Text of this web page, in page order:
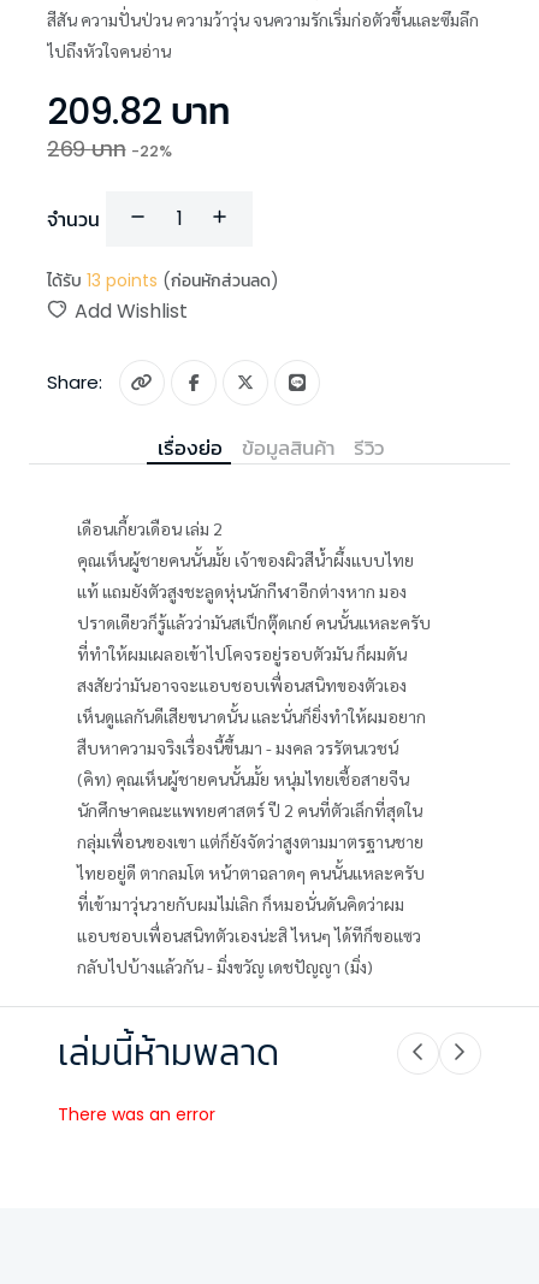
สีสัน ความปั่นป่วน ความว้าวุ่น จนความรักเริ่มก่อตัวขึ้นและซึมลึก
ไปถึงหัวใจคนอ่าน
209.82 บาท
269บาท -22%
จำนวน
ได้รับ 13 points (ก่อนหักส่วนลด)
Add Wishlist
Share:
เรื่องย่อ ข้อมูลสินค้า รีวิว
เดือนเกี้ยวเดือน เล่ม 2
คุณเห็นผู้ชายคนนั้นมั้ย เจ้าของผิวสีน้ำผึ้งแบบไทย
แท้ แถมยังตัวสูงชะลูดหุ่นนักกีฬาอีกต่างหาก มอง
ปราดเดียวก็รู้แล้วว่ามันสเป็กตุ๊ดเกย์ คนนั้นแหละครับ
ที่ทำให้ผมเผลอเข้าไปโคจรอยู่รอบตัวมัน ก็ผมดัน
สงสัยว่ามันอาจจะแอบชอบเพื่อนสนิทของตัวเอง
เห็นดูแลกันดีเสียขนาดนั้น และนั่นก็ยิ่งทำให้ผมอยาก
สืบหาความจริงเรื่องนี้ขึ้นมา - มงคล วรรัตนเวชน์
(คิท) คุณเห็นผู้ชายคนนั้นมั้ย หนุ่มไทยเชื้อสายจีน
นักศึกษาคณะแพทยศาสตร์ ปี 2 คนที่ตัวเล็กที่สุดใน
กลุ่มเพื่อนของเขา แต่ก็ยังจัดว่าสูงตามมาตรฐานชาย
ไทยอยู่ดี ตากลมโต หน้าตาฉลาดๆ คนนั้นแหละครับ
ที่เข้ามาวุ่นวายกับผมไม่เลิก ก็หมอนั่นดันคิดว่าผม
แอบชอบเพื่อนสนิทตัวเองน่ะสิ ไหนๆ ได้ทีก็ขอแซว
กลับไปบ้างแล้วกัน - มิ่งขวัญ เดชปัญญา (มิ่ง)
เล่มนี้ห้ามพลาด
There was an error